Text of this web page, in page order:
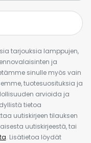
tarjouksia lamppujen,
ja
sinulle myös vain
tuotesuosituksia ja
arvioida ja
tietoa
uutiskirjeen tilauksen
uutiskirjeestä, tai
. Lisätietoa löydät